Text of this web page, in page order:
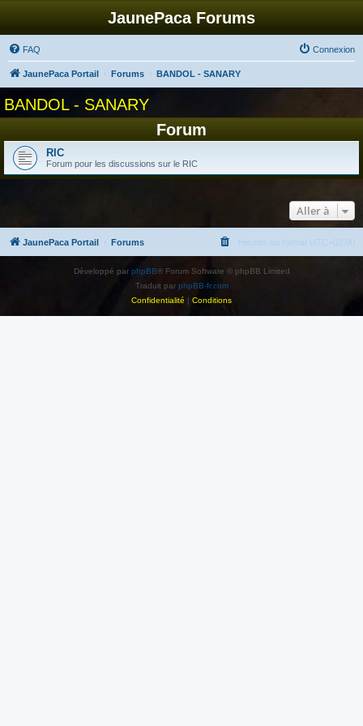
JaunePaca Forums
FAQ Connexion
JaunePaca Portail Forums BANDOL - SANARY
BANDOL - SANARY
Forum
RIC
Forum pour les discussions sur le RIC
Aller à
JaunePaca Portail Forums Heures au format UTC+02:00
Développé par phpBB® Forum Software © phpBB Limited
Traduit par phpBB-fr.com
Confidentialité | Conditions